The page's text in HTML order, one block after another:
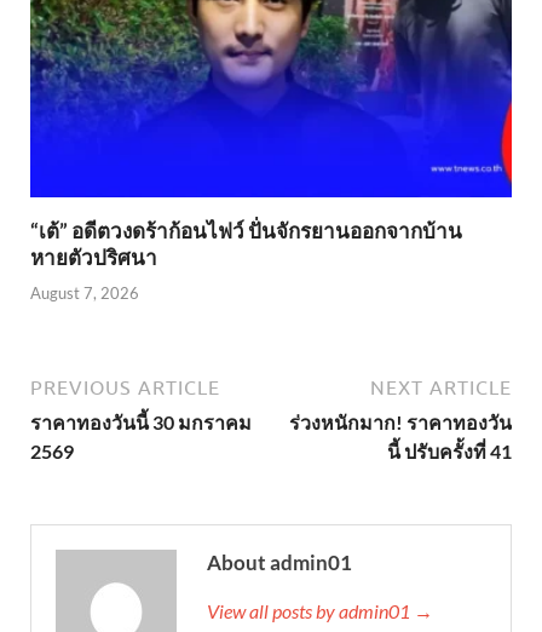
“เต้” อดีตวงดร้าก้อนไฟว์ ปั่นจักรยานออกจากบ้าน
หายตัวปริศนา
August 7, 2026
PREVIOUS ARTICLE
ราคาทองวันนี้ 30 มกราคม
2569
NEXT ARTICLE
ร่วงหนักมาก! ราคาทองวัน
นี้ ปรับครั้งที่ 41
About admin01
View all posts by admin01 →